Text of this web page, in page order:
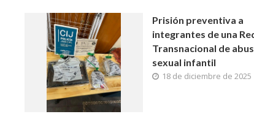
Prisión preventiva a
integrantes de una
Transnacional de
sexual infantil
18 de diciembre de 2025